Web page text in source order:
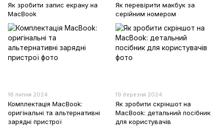
Як зробити запис екрану на
MacBook
Як перевірити макбук за
серійним номером
18 липня 2024
Комплектація MacBook:
оригінальні та альтернативні
зарядні пристрої
19 березня 2024
Як зробити скріншот на
MacBook: детальний посібник
для користувачів